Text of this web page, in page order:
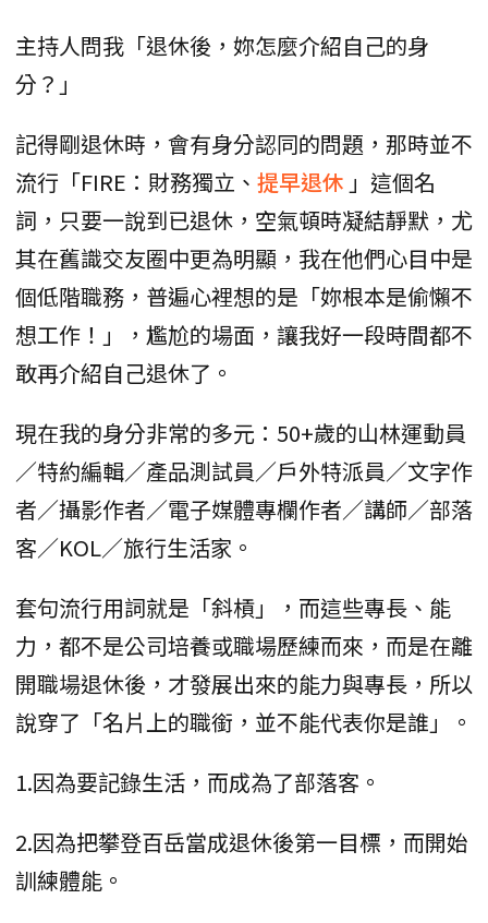
主持人問我「退休後，妳怎麼介紹自己的身
分？」
記得剛退休時，會有身分認同的問題，那時並不
流行「FIRE：財務獨立、 提早退休 」這個名
詞，只要一說到已退休，空氣頓時凝結靜默，尤
其在舊識交友圈中更為明顯，我在他們心目中是
個低階職務，普遍心裡想的是「妳根本是偷懶不
想工作！」，尷尬的場面，讓我好一段時間都不
敢再介紹自己退休了。
現在我的身分非常的多元：50+歲的山林運動員
／特約編輯／產品測試員／戶外特派員／文字作
者／攝影作者／電子媒體專欄作者／講師／部落
客／KOL／旅行生活家。
套句流行用詞就是「斜槓」，而這些專長、能
力，都不是公司培養或職場歷練而來，而是在離
開職場退休後，才發展出來的能力與專長，所以
說穿了「名片上的職銜，並不能代表你是誰」。
1.因為要記錄生活，而成為了部落客。
2.因為把攀登百岳當成退休後第一目標，而開始
訓練體能。